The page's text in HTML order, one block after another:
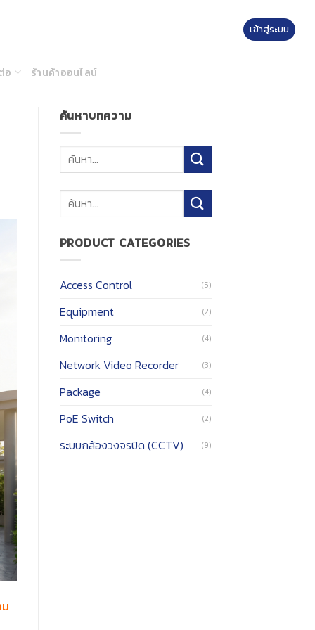
เข้าสู่ระบบ
อ ร้านค้าออนไลน์
ค้นหาบทความ
ค้นหา:
PRODUCT CATEGORIES
Access Control (5)
Equipment (2)
Monitoring (4)
Network Video Recorder (3)
Package (4)
PoE Switch (2)
ระบบกล้องวงจรปิด (CCTV) (9)